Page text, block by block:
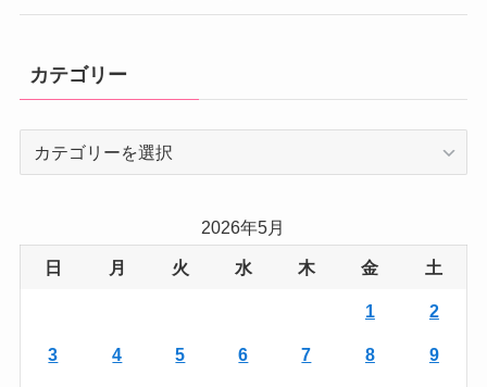
カテゴリー
ー
2026年5月
日 月 火 水 木 金 土
1 2
3 4 5 6 7 8 9